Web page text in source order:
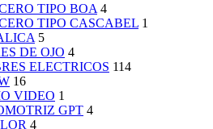
TIPO BOA 4
TIPO CASCABEL 1
5
DE OJO 4
ELECTRICOS 114
16
VIDEO 1
GPT 4
4